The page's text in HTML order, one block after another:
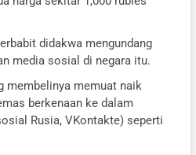
didakwa mengundang
media sosial di negara itu.
membelinya memuat naik
berkenaan ke dalam
Rusia, VKontakte) seperti